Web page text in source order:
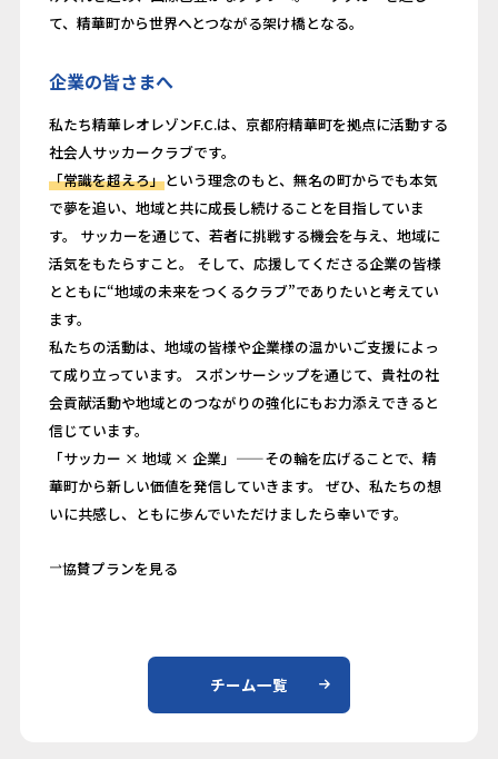
て、精華町から世界へとつながる架け橋となる。
企業の皆さまへ
私たち精華レオレゾンF.C.は、京都府精華町を拠点に活動する
社会人サッカークラブです。
「常識を超えろ」という理念のもと、無名の町からでも本気
で夢を追い、地域と共に成長し続けることを目指していま
す。 サッカーを通じて、若者に挑戦する機会を与え、地域に
活気をもたらすこと。 そして、応援してくださる企業の皆様
とともに“地域の未来をつくるクラブ”でありたいと考えてい
ます。
私たちの活動は、地域の皆様や企業様の温かいご支援によっ
て成り立っています。 スポンサーシップを通じて、貴社の社
会貢献活動や地域とのつながりの強化にもお力添えできると
信じています。
「サッカー × 地域 × 企業」——その輪を広げることで、精
華町から新しい価値を発信していきます。 ぜひ、私たちの想
いに共感し、ともに歩んでいただけましたら幸いです。
協賛プランを見る
チーム一覧